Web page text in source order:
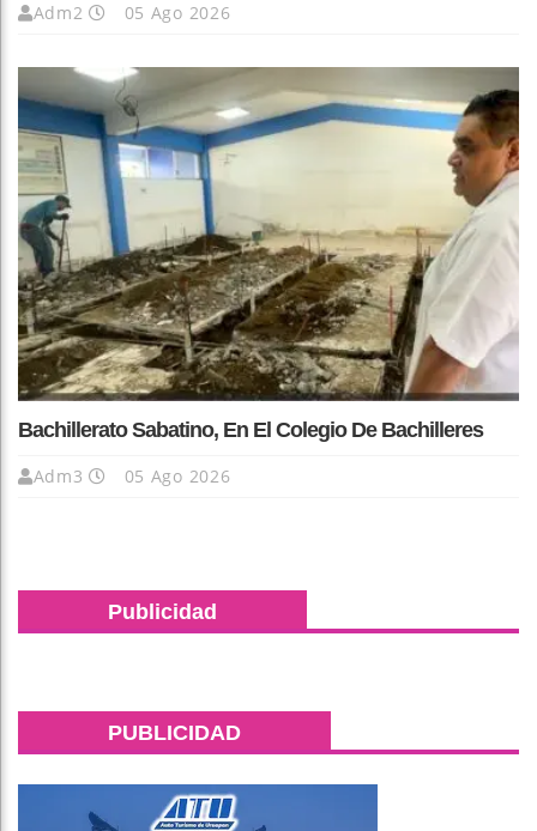
Adm2 05 Ago 2026
Bachillerato Sabatino, En El Colegio De Bachilleres
Adm3 05 Ago 2026
Publicidad
PUBLICIDAD